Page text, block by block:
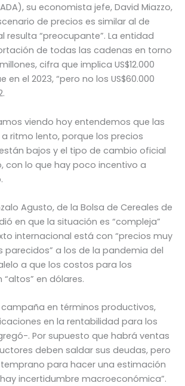
su economista jefe, David Miazzo,
de precios es similar al de
resulta “preocupante”. La entidad
de todas las cadenas en torno
cifra que implica US$12.000
en el 2023, “pero no los US$60.000
viendo hoy entendemos que las
ritmo lento, porque los precios
bajos y el tipo de cambio oficial
con lo que hay poco incentivo a
Agusto, de la Bolsa de Cereales de
en que la situación es “compleja”
internacional está con “precios muy
parecidos” a los de la pandemia del
a que los costos para los
en dólares.
campaña en términos productivos,
en la rentabilidad para los
. Por supuesto que habrá ventas
deben saldar sus deudas, pero
para hacer una estimación
incertidumbre macroeconómica”.